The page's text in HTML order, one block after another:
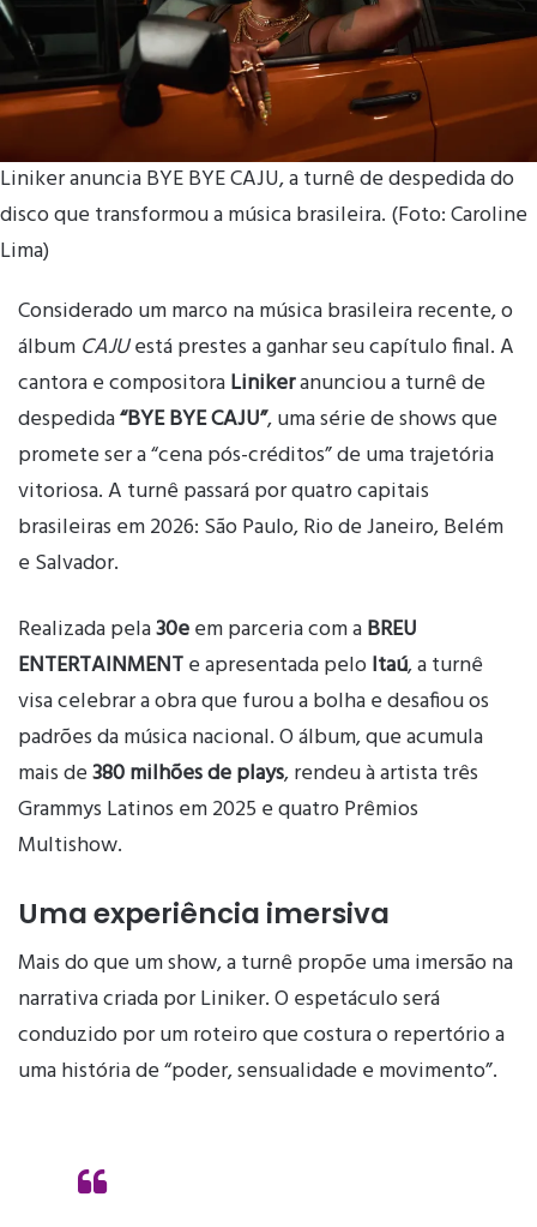
Liniker anuncia BYE BYE CAJU, a turnê de despedida do
disco que transformou a música brasileira. (Foto: Caroline
Lima)
Considerado um marco na música brasileira recente, o
álbum CAJUestá prestes a ganhar seu capítulo final. A
cantora e compositoraLinikeranunciou a turnê de
despedida“BYE BYE CAJU”, uma série de shows que
promete ser a “cena pós-créditos” de uma trajetória
vitoriosa. A turnê passará por quatro capitais
brasileiras em 2026: São Paulo, Rio de Janeiro, Belém
e Salvador.
Realizada pela30eem parceria com aBREU
ENTERTAINMENTe apresentada peloItaú, a turnê
visa celebrar a obra que furou a bolha e desafiou os
padrões da música nacional. O álbum, que acumula
mais de380 milhões de plays, rendeu à artista três
Grammys Latinos em 2025 e quatro Prêmios
Multishow.
Uma experiência imersiva
Mais do que um show, a turnê propõe uma imersão na
narrativa criada por Liniker. O espetáculo será
conduzido por um roteiro que costura o repertório a
uma história de “poder, sensualidade e movimento”.